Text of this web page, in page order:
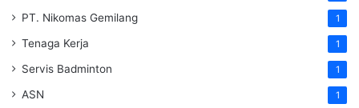
PT. Nikomas Gemilang 1
Tenaga Kerja 1
Servis Badminton 1
ASN 1